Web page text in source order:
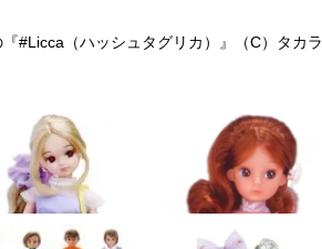
#Licca（ハッシュタグリカ）』（C）タカラ